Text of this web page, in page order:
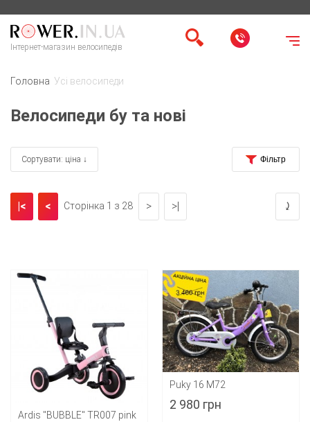
Інтернет-магазин велосипедів
Головна Усі велосипеди
Велосипеди бу та нові
Сортувати: ціна ↓
|< < Сторінка 1 з 28 > >| ⤸
Ardis "BUBBLE" TR007 pink
Puky 16 M72
2 980 грн